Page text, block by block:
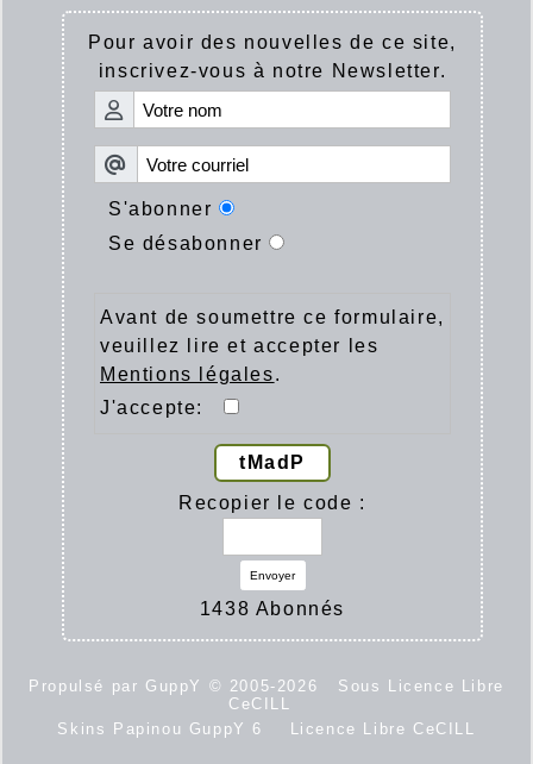
Pour avoir des nouvelles de ce site,
inscrivez-vous à notre Newsletter.
S'abonner
Se désabonner
Avant de soumettre ce formulaire,
veuillez lire et accepter les
Mentions légales.
J'accepte:
tMadP
Recopier le code :
Envoyer
1438 Abonnés
Propulsé par GuppY © 2005-2026
Sous Licence Libre
CeCILL
Skins Papinou GuppY 6
Licence Libre CeCILL